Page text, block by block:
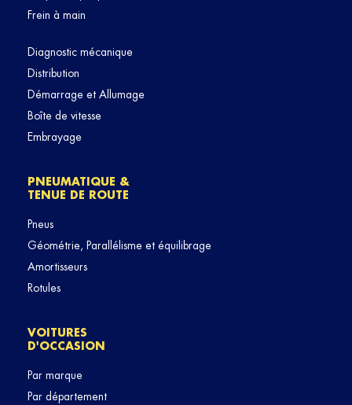
Frein à main
Diagnostic mécanique
Distribution
Démarrage et Allumage
Boîte de vitesse
Embrayage
PNEUMATIQUE &
TENUE DE ROUTE
Pneus
Géométrie, Parallélisme et équilibrage
Amortisseurs
Rotules
VOITURES
D'OCCASION
Par marque
Par département